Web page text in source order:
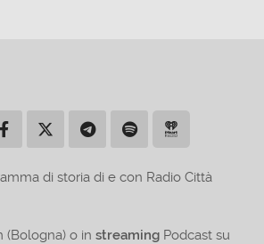
di storia di e con Radio Città
(Bologna) o instreaming Podcast su